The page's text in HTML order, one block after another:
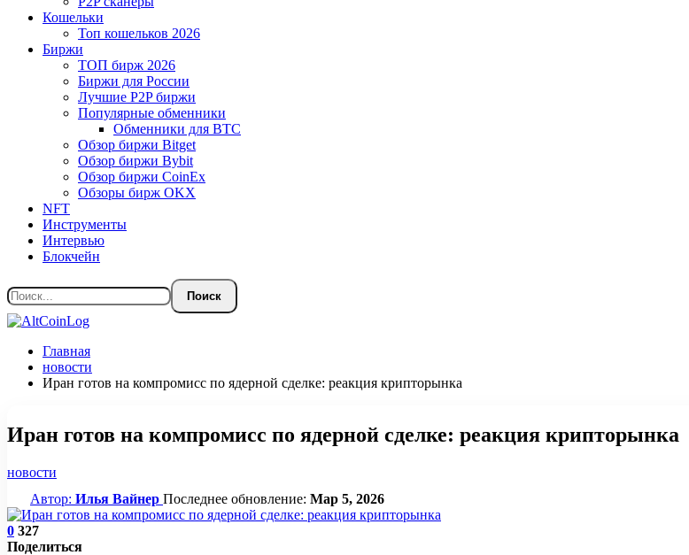
Кошельки
Топ кошельков 2026
Биржи
ТОП бирж 2026
Биржи для России
Лучшие P2P биржи
Популярные обменники
Обменники для BTC
Обзор биржи Bitget
Обзор биржи Bybit
Обзор биржи CoinEx
Обзоры бирж OKX
NFT
Инструменты
Интервью
Блокчейн
Главная
новости
Иран готов на компромисс по ядерной сделке: реакция крипторынка
Иран готов на компромисс по ядерной сделке: реакция крипторынка
новости
Автор: Илья Вайнер Последнее обновление: Мар 5, 2026
0 327
Поделиться